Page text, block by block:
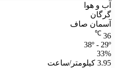
آب و هوا
گرگان
آسمان صاف
36
℃
38º - 29º
33%
3.95 کیلومتر/ساعت